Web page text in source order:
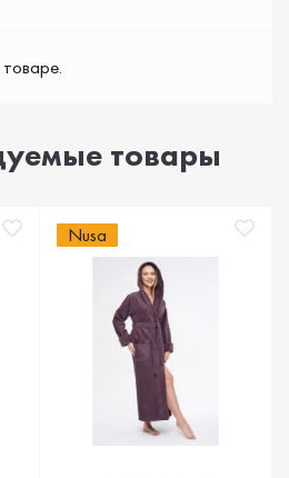
товары
Nusa